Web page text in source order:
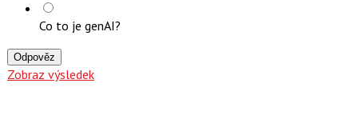
Co to je genAI?
Odpověz
Zobraz výsledek